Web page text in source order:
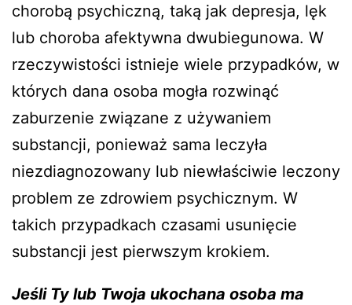
chorobą psychiczną, taką jak depresja, lęk
lub choroba afektywna dwubiegunowa. W
rzeczywistości istnieje wiele przypadków, w
których dana osoba mogła rozwinąć
zaburzenie związane z używaniem
substancji, ponieważ sama leczyła
niezdiagnozowany lub niewłaściwie leczony
problem ze zdrowiem psychicznym. W
takich przypadkach czasami usunięcie
substancji jest pierwszym krokiem.
Jeśli Ty lub Twoja ukochana osoba ma